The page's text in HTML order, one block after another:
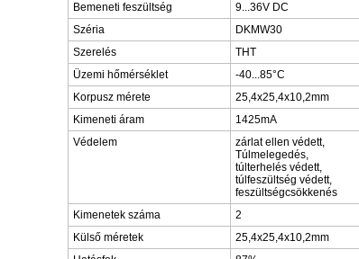
Bemeneti feszültség
9...36V DC
Széria
DKMW30
Szerelés
THT
Üzemi hőmérséklet
-40...85°C
Korpusz mérete
25,4x25,4x10,2mm
Kimeneti áram
1425mA
Védelem
zárlat ellen védett,
Túlmelegedés,
túlterhelés védett,
túlfeszültség védett,
feszültségcsökkenés
Kimenetek száma
2
Külső méretek
25,4x25,4x10,2mm